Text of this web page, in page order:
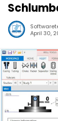
April 30,